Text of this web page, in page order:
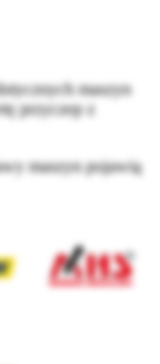
maszyn
przyczep z
maszyn pojawią